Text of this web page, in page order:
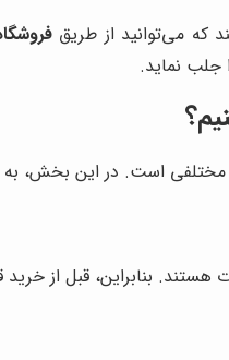
که می‌توانید از طریق
جلب نماید.
مختلفی است. در این بخش، به
بنابراین، قبل از